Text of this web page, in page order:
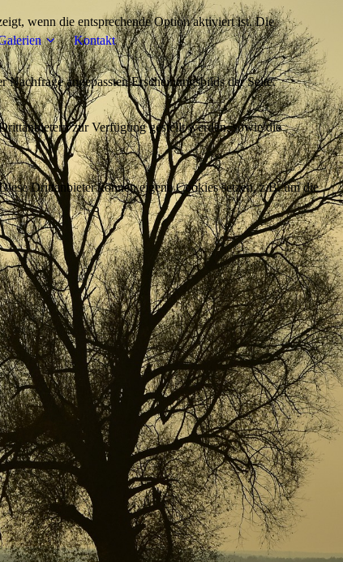
Kontakt
wenn die entsprechende Option aktiviert ist. Die
angepassten Erscheinungsbilds der Seite.
zur Verfügung gestellt werden, sowie die
Drittanbieter können eigene Cookies setzen, z.B. um die